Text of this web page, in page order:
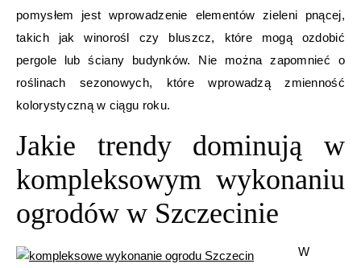
pomysłem jest wprowadzenie elementów zieleni pnącej,
takich jak winorośl czy bluszcz, które mogą ozdobić
pergole lub ściany budynków. Nie można zapomnieć o
roślinach sezonowych, które wprowadzą zmienność
kolorystyczną w ciągu roku.
Jakie trendy dominują w
kompleksowym wykonaniu
ogrodów w Szczecinie
W